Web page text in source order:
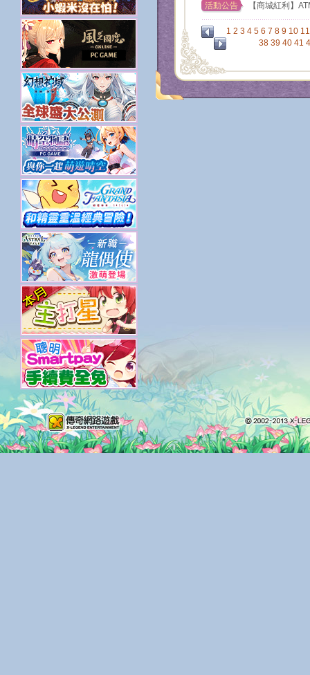
活動公告 【商城紅利】
1 2 3 4 5 6 7 8 9 10 11
38 39 40 41